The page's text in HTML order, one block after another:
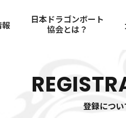
日本ドラゴンボート
協会とは？
コンプライアンス
チー
役員・委員紹介
審判員
定款および総
登録につい